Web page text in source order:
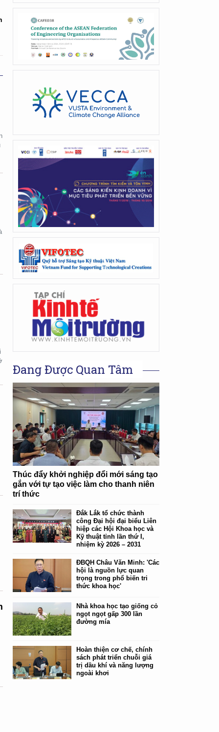
Đang Được Quan Tâm
Thúc đẩy khởi nghiệp đổi mới sáng tạo
gắn với tự tạo việc làm cho thanh niên
trí thức
Đắk Lắk tổ chức thành
công Đại hội đại biểu Liên
hiệp các Hội Khoa học và
Kỹ thuật tỉnh lần thứ I,
nhiệm kỳ 2026 – 2031
ĐBQH Châu Văn Minh: 'Các
hội là nguồn lực quan
trọng trong phổ biến tri
thức khoa học'
Nhà khoa học tạo giống cỏ
ngọt ngọt gấp 300 lần
đường mía
Hoàn thiện cơ chế, chính
sách phát triển chuỗi giá
trị dầu khí và năng lượng
ngoài khơi